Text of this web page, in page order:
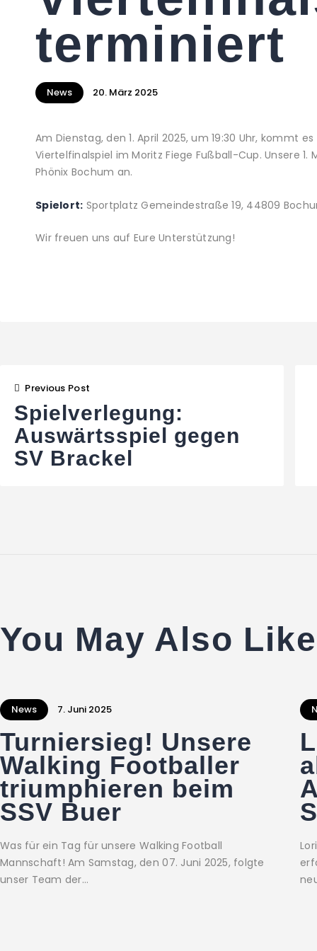
terminiert
News 20. März 2025
Am Dienstag, den 1. April 2025, um 19:30 Uhr, kommt
Viertelfinalspiel im Moritz Fiege Fußball-Cup. Unsere
Phönix Bochum an.
Spielort: Sportplatz Gemeindestraße 19, 44809
Wir freuen uns auf Eure Unterstützung!
Previous Post
Spielverlegung:
Auswärtsspiel gegen
SV Brackel
You May Also Like
News 7. Juni 2025
Turniersieg! Unsere
Walking Footballer
triumphieren beim
SSV Buer
Was für ein Tag für unsere Walking Football
Mannschaft! Am Samstag, den 07. Juni 2025, folgte
unser Team der…